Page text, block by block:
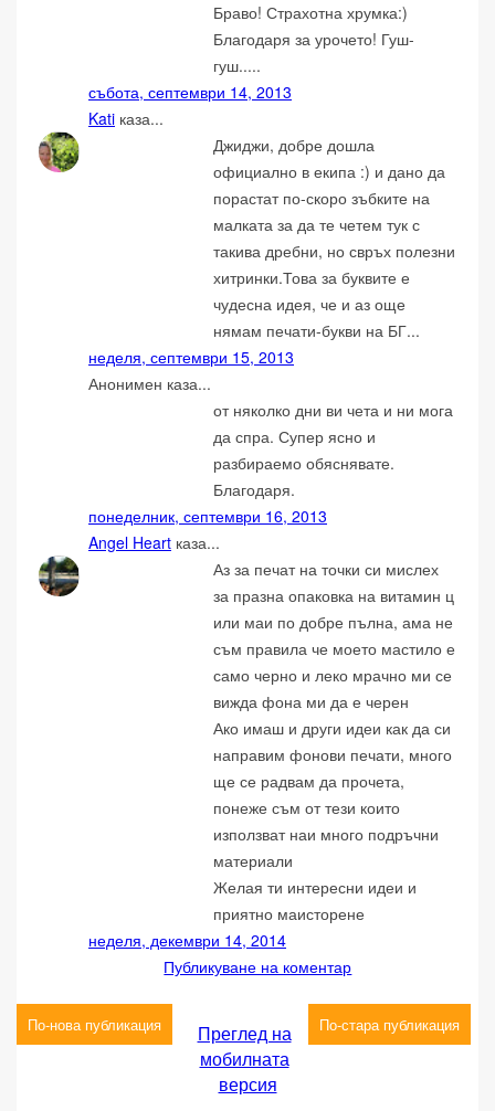
Браво! Страхотна хрумка:)
Благодаря за урочето! Гуш-
гуш.....
събота, септември 14, 2013
Kati каза...
Джиджи, добре дошла
официално в екипа :) и дано да
порастат по-скоро зъбките на
малката за да те четем тук с
такива дребни, но свръх полезни
хитринки.Това за буквите е
чудесна идея, че и аз още
нямам печати-букви на БГ...
неделя, септември 15, 2013
Анонимен каза...
от няколко дни ви чета и ни мога
да спра. Супер ясно и
разбираемо обяснявате.
Благодаря.
понеделник, септември 16, 2013
Angel Heart каза...
Аз за печат на точки си мислех
за празна опаковка на витамин ц
или маи по добре пълна, ама не
съм правила че моето мастило е
само черно и леко мрачно ми се
вижда фона ми да е черен
Ако имаш и други идеи как да си
направим фонови печати, много
ще се радвам да прочета,
понеже съм от тези които
използват наи много подръчни
материали
Желая ти интересни идеи и
приятно маисторене
неделя, декември 14, 2014
Публикуване на коментар
По-нова публикация По-стара публикация
Преглед на
мобилната
версия